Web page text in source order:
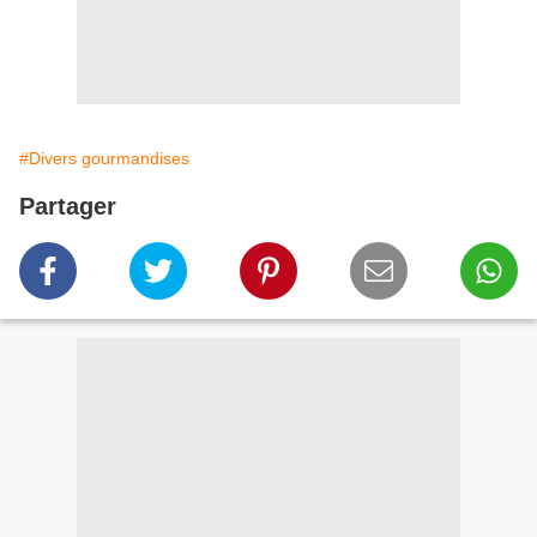
#Divers gourmandises
Partager